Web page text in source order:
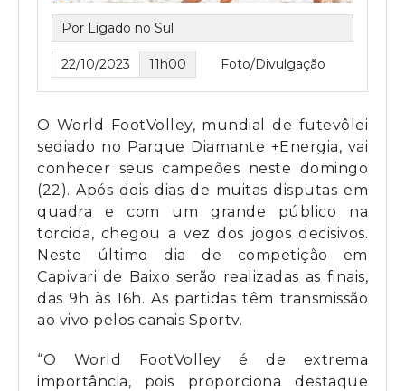
Por Ligado no Sul
22/10/2023 11h00 Foto/Divulgação
O World FootVolley, mundial de futevôlei
sediado no Parque Diamante +Energia, vai
conhecer seus campeões neste domingo
(22). Após dois dias de muitas disputas em
quadra e com um grande público na
torcida, chegou a vez dos jogos decisivos.
Neste último dia de competição em
Capivari de Baixo serão realizadas as finais,
das 9h às 16h. As partidas têm transmissão
ao vivo pelos canais Sportv.
“O World FootVolley é de extrema
importância, pois proporciona destaque